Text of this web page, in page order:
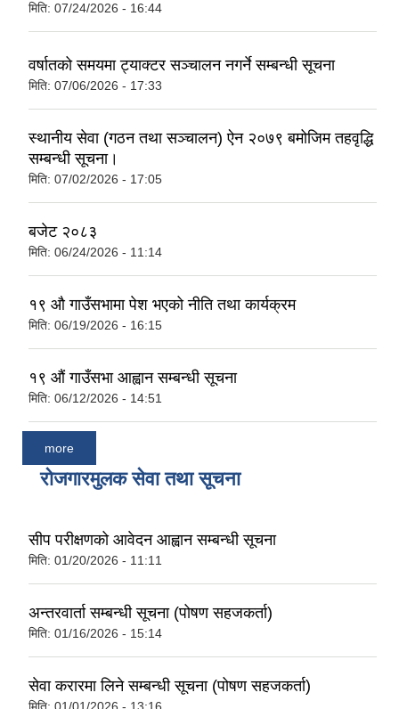
मिति: 07/24/2026 - 16:44
वर्षातको समयमा ट्याक्टर सञ्चालन नगर्ने सम्बन्धी सूचना
मिति: 07/06/2026 - 17:33
स्थानीय सेवा (गठन तथा सञ्चालन) ऐन २०७९ बमोजिम तहवृद्धि
सम्बन्धी सूचना।
मिति: 07/02/2026 - 17:05
बजेट २०८३
मिति: 06/24/2026 - 11:14
१९ औ गाउँसभामा पेश भएको नीति तथा कार्यक्रम
मिति: 06/19/2026 - 16:15
१९ औं गाउँसभा आह्वान सम्बन्धी सूचना
मिति: 06/12/2026 - 14:51
more
रोजगारमुलक सेवा तथा सूचना
सीप परीक्षणको आवेदन आह्वान सम्बन्धी सूचना
मिति: 01/20/2026 - 11:11
अन्तरवार्ता सम्बन्धी सूचना (पोषण सहजकर्ता)
मिति: 01/16/2026 - 15:14
सेवा करारमा लिने सम्बन्धी सूचना (पोषण सहजकर्ता)